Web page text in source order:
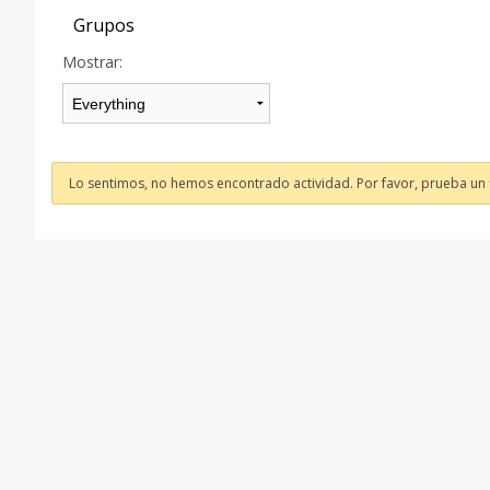
Grupos
Mostrar:
Lo sentimos, no hemos encontrado actividad. Por favor, prueba